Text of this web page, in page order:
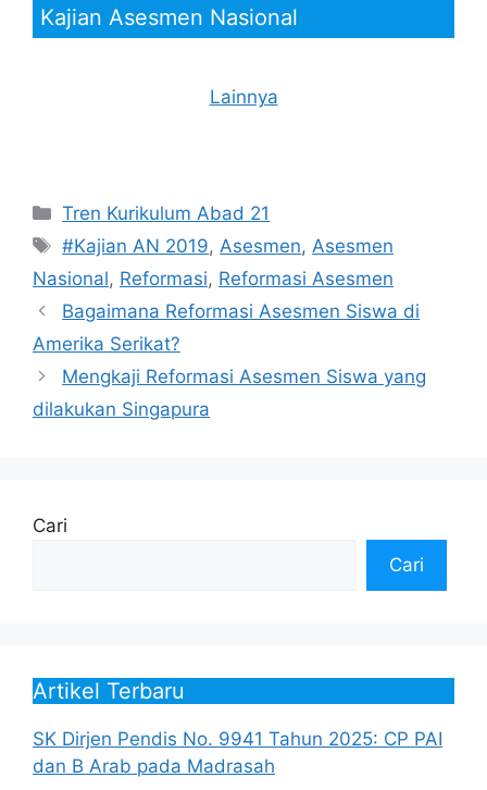
Kajian Asesmen Nasional
Lainnya
Kategori
Tren Kurikulum Abad 21
Tag
#Kajian AN 2019, Asesmen, Asesmen
Nasional, Reformasi, Reformasi Asesmen
Bagaimana Reformasi Asesmen Siswa di
Amerika Serikat?
Mengkaji Reformasi Asesmen Siswa yang
dilakukan Singapura
Cari
Cari
Artikel Terbaru
SK Dirjen Pendis No. 9941 Tahun 2025: CP PAI
dan B Arab pada Madrasah